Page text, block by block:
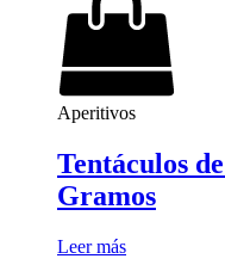
Aperitivos
Tentáculos
Gramos
Leer más